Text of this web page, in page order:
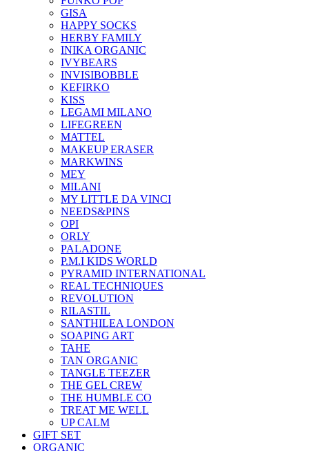
GISA
HAPPY SOCKS
HERBY FAMILY
INIKA ORGANIC
IVYBEARS
INVISIBOBBLE
KEFIRKO
KISS
LEGAMI MILANO
LIFEGREEN
MATTEL
MAKEUP ERASER
MARKWINS
MEY
MILANI
MY LITTLE DA VINCI
NEEDS&PINS
OPI
ORLY
PALADONE
P.M.I KIDS WORLD
PYRAMID INTERNATIONAL
REAL TECHNIQUES
REVOLUTION
RILASTIL
SANTHILEA LONDON
SOAPING ART
TAHE
TAN ORGANIC
TANGLE TEEZER
THE GEL CREW
THE HUMBLE CO
TREAT ME WELL
UP CALM
GIFT SET
ORGANIC